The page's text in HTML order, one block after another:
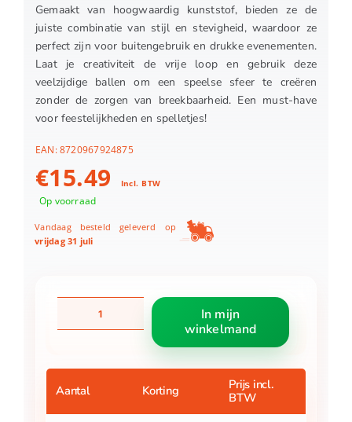
Gemaakt van hoogwaardig kunststof, bieden ze de
juiste combinatie van stijl en stevigheid, waardoor ze
perfect zijn voor buitengebruik en drukke evenementen.
Laat je creativiteit de vrije loop en gebruik deze
veelzijdige ballen om een speelse sfeer te creëren
zonder de zorgen van breekbaarheid. Een must-have
voor feestelijkheden en spelletjes!
EAN:8720967924875
€15.49 Incl. BTW
Op voorraad
Vandaag besteld geleverd op
vrijdag 31 juli
onbreekbaar
stuks
aantal
In mijn
winkelmand
Aantal Korting
Prijs incl.
BTW